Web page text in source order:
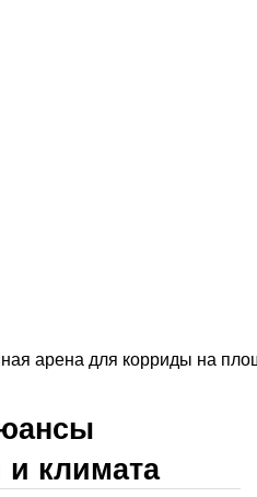
арена для корриды на
климата